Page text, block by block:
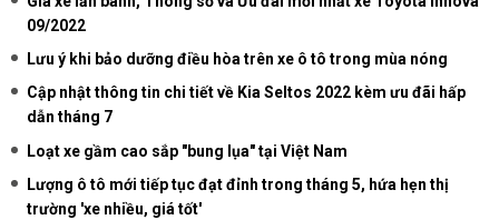
09/2022
Lưu ý khi bảo dưỡng điều hòa trên xe ô tô trong mùa nóng
Cập nhật thông tin chi tiết về Kia Seltos 2022 kèm ưu đãi hấp
dẫn tháng 7
Loạt xe gầm cao sắp "bung lụa" tại Việt Nam
Lượng ô tô mới tiếp tục đạt đỉnh trong tháng 5, hứa hẹn thị
trường 'xe nhiều, giá tốt'